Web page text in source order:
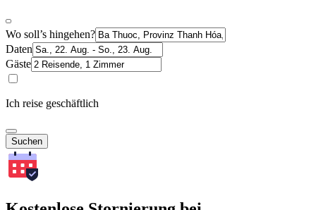
Wo soll’s hingehen?
Daten
Gäste
Ich reise geschäftlich
Suchen